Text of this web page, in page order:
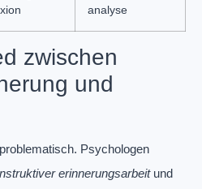
analyse
zwischen
und
Psychologen
erinnerungsarbeitund